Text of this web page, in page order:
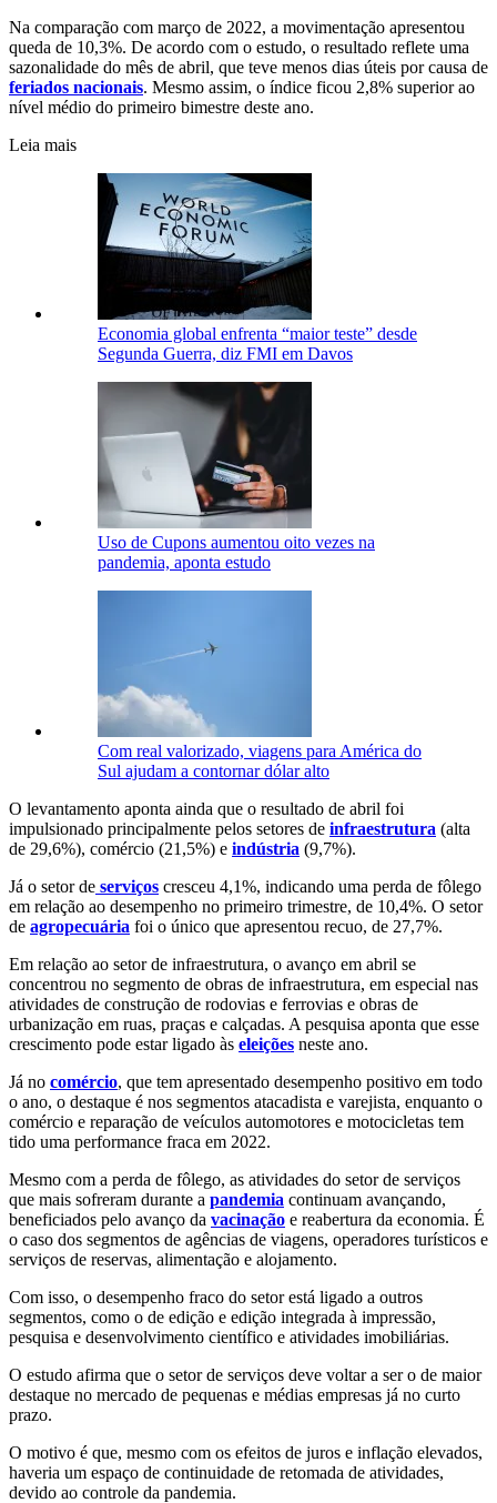
Na comparação com março de 2022, a movimentação apresentou
queda de 10,3%. De acordo com o estudo, o resultado reflete uma
sazonalidade do mês de abril, que teve menos dias úteis por causa de
feriados nacionais. Mesmo assim, o índice ficou 2,8% superior ao
nível médio do primeiro bimestre deste ano.
Leia mais
Economia global enfrenta “maior teste” desde
Segunda Guerra, diz FMI em Davos
Uso de Cupons aumentou oito vezes na
pandemia, aponta estudo
Com real valorizado, viagens para América do
Sul ajudam a contornar dólar alto
O levantamento aponta ainda que o resultado de abril foi
impulsionado principalmente pelos setores de infraestrutura (alta
de 29,6%), comércio (21,5%) e indústria (9,7%).
Já o setor de serviços cresceu 4,1%, indicando uma perda de fôlego
em relação ao desempenho no primeiro trimestre, de 10,4%. O setor
de agropecuária foi o único que apresentou recuo, de 27,7%.
Em relação ao setor de infraestrutura, o avanço em abril se
concentrou no segmento de obras de infraestrutura, em especial nas
atividades de construção de rodovias e ferrovias e obras de
urbanização em ruas, praças e calçadas. A pesquisa aponta que esse
crescimento pode estar ligado às eleições neste ano.
Já no comércio, que tem apresentado desempenho positivo em todo
o ano, o destaque é nos segmentos atacadista e varejista, enquanto o
comércio e reparação de veículos automotores e motocicletas tem
tido uma performance fraca em 2022.
Mesmo com a perda de fôlego, as atividades do setor de serviços
que mais sofreram durante a pandemia continuam avançando,
beneficiados pelo avanço da vacinação e reabertura da economia. É
o caso dos segmentos de agências de viagens, operadores turísticos e
serviços de reservas, alimentação e alojamento.
Com isso, o desempenho fraco do setor está ligado a outros
segmentos, como o de edição e edição integrada à impressão,
pesquisa e desenvolvimento científico e atividades imobiliárias.
O estudo afirma que o setor de serviços deve voltar a ser o de maior
destaque no mercado de pequenas e médias empresas já no curto
prazo.
O motivo é que, mesmo com os efeitos de juros e inflação elevados,
haveria um espaço de continuidade de retomada de atividades,
devido ao controle da pandemia.